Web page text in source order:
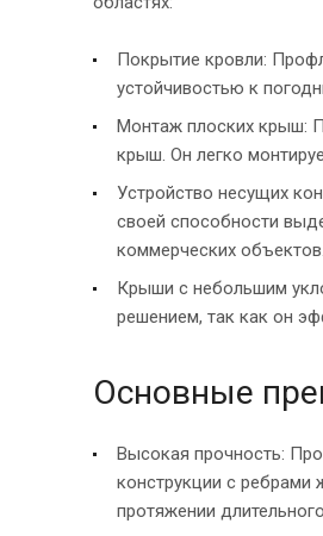
Покрытие кровли:
устойчивостью к
Монтаж плоских крыш:
крыш. Он легко
Устройство несущих
своей способности
коммерческих объектов.
Крыши с небольшим
решением, так как он
Основные
Высокая прочность:
конструкции с ребрами
протяжении